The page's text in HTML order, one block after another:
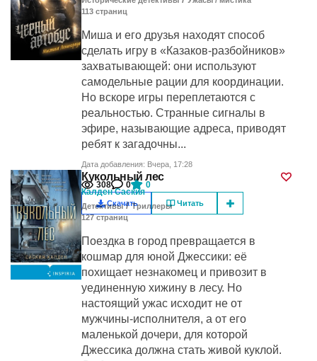
113 cтраниц
Миша и его друзья находят способ
сделать игру в «Казаков-разбойников»
захватывающей: они используют
самодельные рации для координации.
Но вскоре игры переплетаются с
реальностью. Странные сигналы в
эфире, называющие адреса, приводят
ребят к загадочны...
Дата добавления: Вчера, 17:28
308 0 0
Скачать Читать
Кукольный лес
Калден Саския
Детективы/Триллеры
127cтраниц
Поездка в город превращается в
кошмар для юной Джессики: её
похищает незнакомец и привозит в
уединенную хижину в лесу. Но
настоящий ужас исходит не от
мужчины-исполнителя, а от его
маленькой дочери, для которой
Джессика должна стать живой куклой.